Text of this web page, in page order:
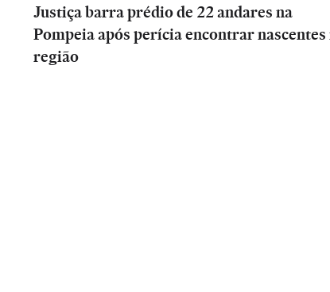
Justiça barra prédio de 22 andares na
Pompeia após perícia encontrar nascentes
região